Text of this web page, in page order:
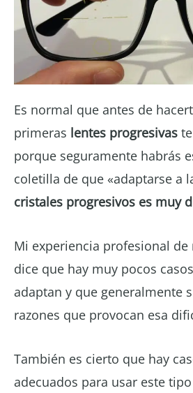
Es normal que antes de
primeras lentes progresivas
porque seguramente habrás
coletilla de que «adaptarse a
cristales progresivos es muy
Mi experiencia profesional
dice que hay muy pocos
adaptan y que generalmente
razones que provocan esa
También es cierto que hay
adecuados para usar este